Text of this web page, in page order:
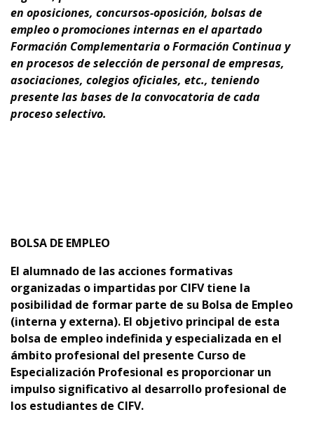
en oposiciones, concursos-oposición, bolsas de
empleo o promociones internas en el apartado
Formación Complementaria o Formación Continua y
en procesos de selección de personal de empresas,
asociaciones, colegios oficiales, etc., teniendo
presentelas bases de la convocatoria de cada
proceso selectivo.
BOLSA DE EMPLEO
El alumnado de las acciones formativas
organizadas o impartidas por CIFV tiene la
posibilidad de formar parte de su Bolsa de Empleo
(interna y externa). El objetivo principal de esta
bolsa de empleo indefinida y especializada en el
ámbito profesional del presente Curso de
Especialización Profesional es proporcionar un
impulso significativo al desarrollo profesional de
los estudiantes de CIFV.